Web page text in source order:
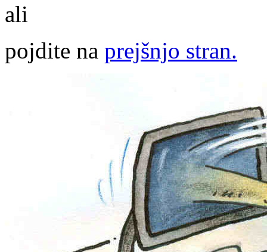
ali
pojdite na prejšnjo stran.